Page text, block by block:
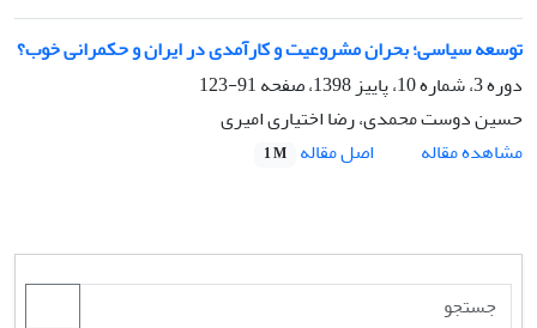
توسعه سیاسی؛ بحران مشروعیت و کارآمدی در ایران و حکمرانی خوب؟
دوره 3، شماره 10، پاییز 1398، صفحه
91-123
حسین دوست محمدی، رضا اختیاری امیری
مشاهده مقاله
اصل مقاله 1 M